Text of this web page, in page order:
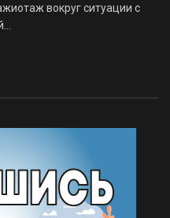
вокруг ситуации с